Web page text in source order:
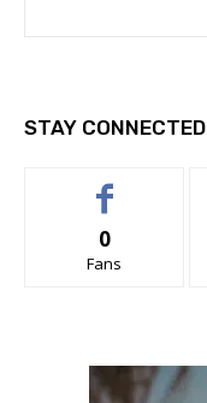
STAY CONNECTED
0
Fans